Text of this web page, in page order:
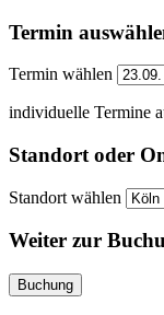
Termin
Termin wählen
individuelle Termine
Standort oder
Standort wählen
Weiter zur
Buchung